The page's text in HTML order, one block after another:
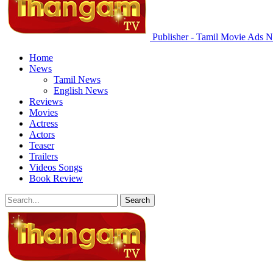
Publisher - Tamil Movie Ads
Home
News
Tamil News
English News
Reviews
Movies
Actress
Actors
Teaser
Trailers
Videos Songs
Book Review